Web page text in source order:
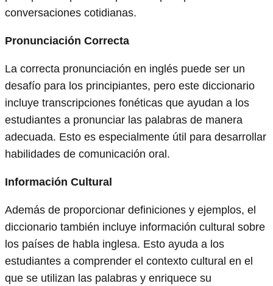
conversaciones cotidianas.
Pronunciación Correcta
La correcta pronunciación en inglés puede ser un
desafío para los principiantes, pero este diccionario
incluye transcripciones fonéticas que ayudan a los
estudiantes a pronunciar las palabras de manera
adecuada. Esto es especialmente útil para desarrollar
habilidades de comunicación oral.
Información Cultural
Además de proporcionar definiciones y ejemplos, el
diccionario también incluye información cultural sobre
los países de habla inglesa. Esto ayuda a los
estudiantes a comprender el contexto cultural en el
que se utilizan las palabras y enriquece su